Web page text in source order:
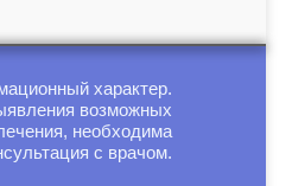
характер.
возможных
необходима
с врачом.